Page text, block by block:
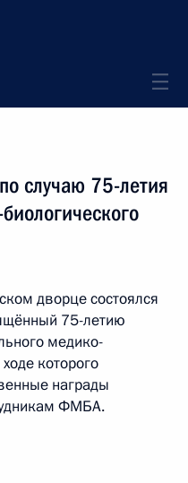
случаю 75-летия
дворце состоялся
75-летию
медико-
которого
награды
ФМБА.